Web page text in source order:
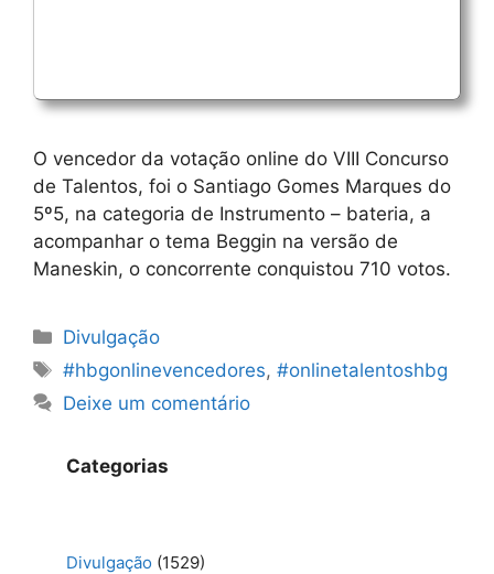
O vencedor da votação online do VIII Concurso
de Talentos, foi o Santiago Gomes Marques do
5º5, na categoria de Instrumento – bateria, a
acompanhar o tema Beggin na versão de
Maneskin, o concorrente conquistou 710 votos.
Categorias
Divulgação
Etiquetas
#hbgonlinevencedores,#onlinetalentoshbg
Deixe um comentário
Categorias
Divulgação (1529)